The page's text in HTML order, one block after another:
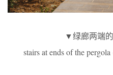
▼绿廊两端
stairs at ends of the pergola